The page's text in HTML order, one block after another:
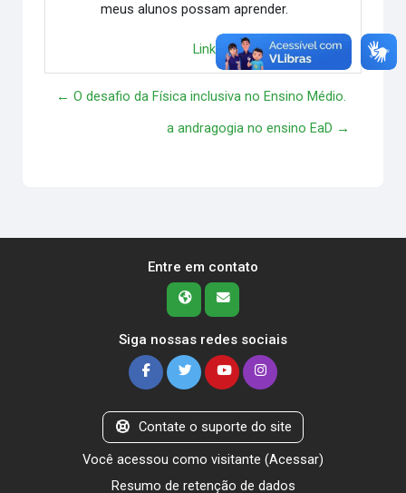
meus alunos possam aprender.
Link direto Responder
← O desafio da Física inclusiva no Ensino Médio.
a andragogia no ensino EaD →
Entre em contato
Siga nossas redes sociais
Contate o suporte do site
Você acessou como visitante (Acessar)
Resumo de retenção de dados